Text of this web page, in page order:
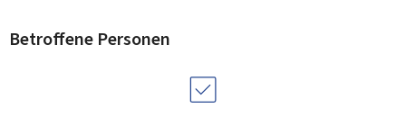
Betroffene Personen